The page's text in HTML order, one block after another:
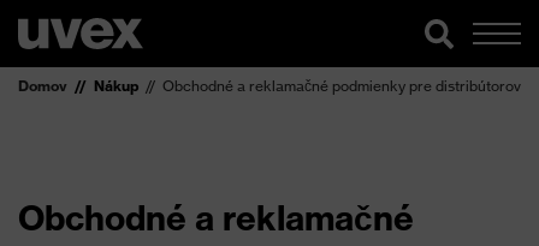
Domov Nákup Obchodné a reklamačné podmienky pre distribútorov
Obchodné a reklamačné